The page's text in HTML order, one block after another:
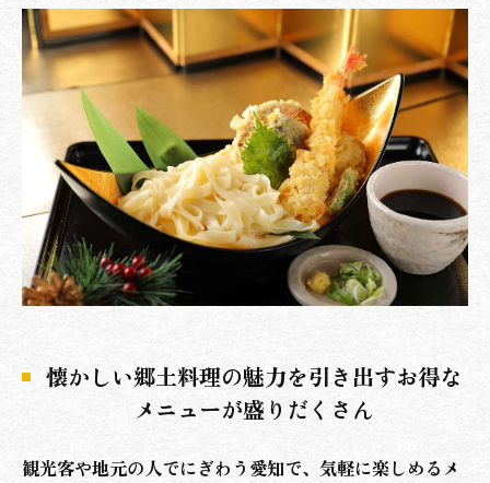
懐かしい郷土料理の魅力を引き出すお得な
メニューが盛りだくさん
観光客や地元の人でにぎわう愛知で、気軽に楽しめるメ